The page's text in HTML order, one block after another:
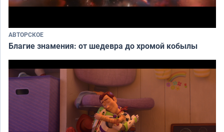
АВТОРСКОЕ
Благие знамения: от шедевра до хромой кобылы